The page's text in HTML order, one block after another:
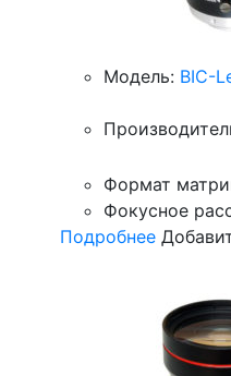
Модель: BIC-
Формат
Фокусное
Подробнее